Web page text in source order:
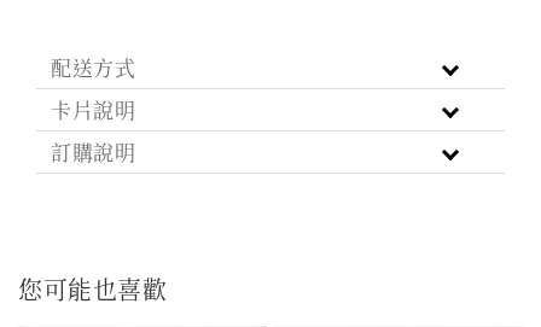
配送方式
卡片說明
訂購說明
您可能也喜歡